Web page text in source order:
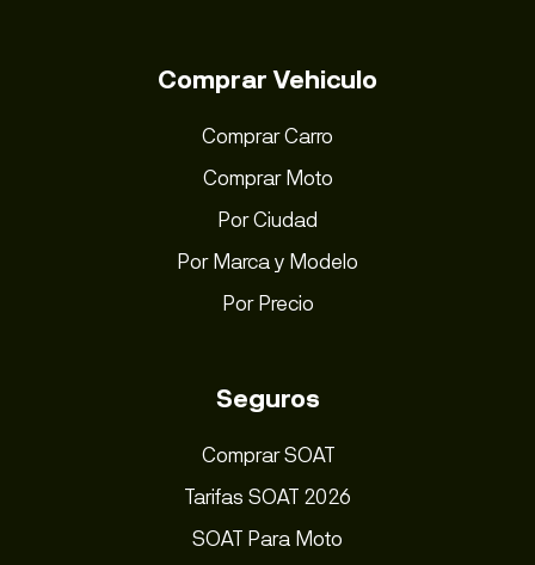
Comprar Vehiculo
Comprar Carro
Comprar Moto
Por Ciudad
Por Marca y Modelo
Por Precio
Seguros
Comprar SOAT
Tarifas SOAT 2026
SOAT Para Moto